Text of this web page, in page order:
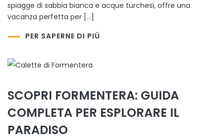
spiagge di sabbia bianca e acque turchesi, offre una
vacanza perfetta per […]
PER SAPERNE DI PIÙ
SCOPRI FORMENTERA: GUIDA
COMPLETA PER ESPLORARE IL
PARADISO